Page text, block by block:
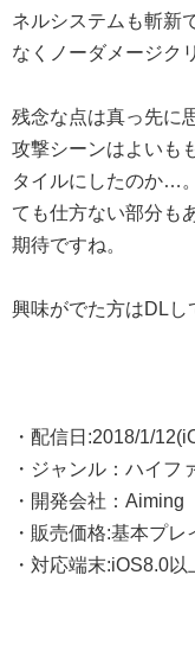
ネルシステムも斬新
なくノーダメージク
残念な点は真っ先に
攻撃シーンはよいも
タイルにしたのか…
ても仕方ない部分も
期待ですね。
興味がでた方はDLし
・配信日:2018/1/
・ジャンル：ハイフ
・開発会社：Aiming
・販売価格:基本プレ
・対応端末:iOS8.0